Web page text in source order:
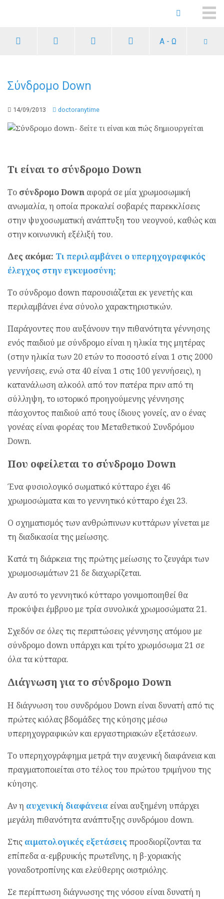
Α - Ω
Σύνδρομο Down
14/09/2013 doctoranytime
Τι είναι το σύνδρομο Down
Το σύνδρομο Down αφορά σε μία χρωμοσωμική
ανωμαλία, η οποία προκαλεί σοβαρές παρεκκλίσεις
στην ψυχοσωματική ανάπτυξη του νεογνού, καθώς και
στην κοινωνική εξέλιξή του.
Δες ακόμα: Τι περιλαμβάνει ο υπερηχογραφικός
έλεγχος στην εγκυμοσύνη;
Το σύνδρομο down παρουσιάζεται εκ γενετής και
περιλαμβάνει ένα σύνολο χαρακτηριστικών.
Παράγοντες που αυξάνουν την πιθανότητα γέννησης
ενός παιδιού με σύνδρομο είναι η ηλικία της μητέρας
(στην ηλικία των 20 ετών το ποσοστό είναι 1 στις 2000
γεννήσεις, ενώ στα 40 είναι 1 στις 100 γεννήσεις), η
κατανάλωση αλκοόλ από τον πατέρα πριν από τη
σύλληψη, το ιστορικό προηγούμενης γέννησης
πάσχοντος παιδιού από τους ίδιους γονείς, αν ο ένας
γονέας είναι φορέας του Μεταθετικού Συνδρόμου
Down.
Που οφείλεται το σύνδρομο Down
Ένα φυσιολογικό σωματικό κύτταρο έχει 46
χρωμοσώματα και το γεννητικό κύτταρο έχει 23.
Ο σχηματισμός των ανθρώπινων κυττάρων γίνεται με
τη διαδικασία της μείωσης.
Κατά τη διάρκεια της πρώτης μείωσης το ζευγάρι των
χρωμοσωμάτων 21 δε διαχωρίζεται.
Αν αυτό το γεννητικό κύτταρο γονιμοποιηθεί θα
προκύψει έμβρυο με τρία συνολικά χρωμοσώματα 21.
Σχεδόν σε όλες τις περιπτώσεις γέννησης ατόμου με
σύνδρομο down υπάρχει και τρίτο χρωμόσωμα 21 σε
όλα τα κύτταρα.
Διάγνωση για το σύνδρομο Down
Η διάγνωση του συνδρόμου Down είναι δυνατή από τις
πρώτες κιόλας βδομάδες της κύησης μέσω
υπερηχογραφικών και εργαστηριακών εξετάσεων.
Το υπερηχογράφημα μετρά την αυχενική διαφάνεια και
πραγματοποιείται στο τέλος του πρώτου τριμήνου της
κύησης.
Αν η αυχενική διαφάνεια είναι αυξημένη υπάρχει
μεγάλη πιθανότητα ανάπτυξης συνδρόμου down.
Στις αιματολογικές εξετάσεις προσδιορίζονται τα
επίπεδα α-εμβρυικής πρωτεΐνης, η β-χοριακής
γοναδοτροπίνης και ελεύθερης οιστριόλης.
Σε περίπτωση διάγνωσης της νόσου είναι δυνατή η